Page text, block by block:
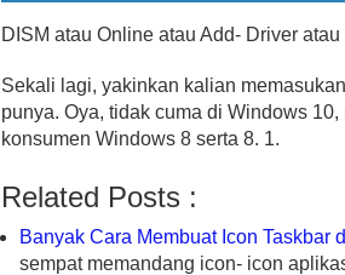
DISM atau Online atau Add- Driver
Sekali lagi, yakinkan kalian
punya. Oya, tidak cuma di Windows
konsumen Windows 8 serta 8. 1.
Related Posts :
Banyak Cara Membuat Icon Taskbar
sempat memandang icon- icon